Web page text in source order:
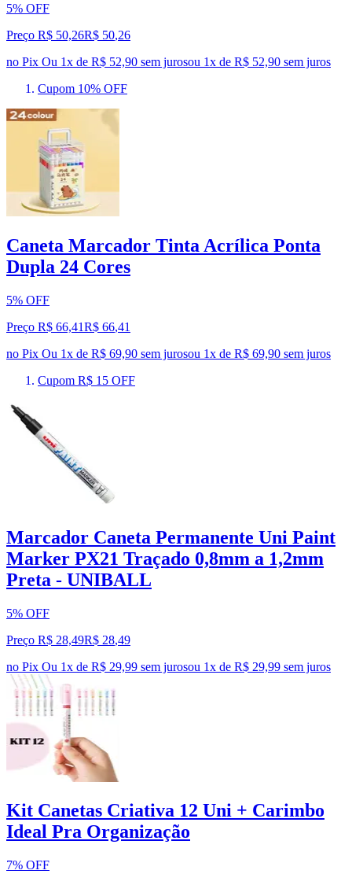
5% OFF
Preço R$ 50,26R$ 50,26
no Pix Ou 1x de R$ 52,90 sem jurosou 1x de R$ 52,90 sem juros
Cupom 10% OFF
Caneta Marcador Tinta Acrílica Ponta
Dupla 24 Cores
5% OFF
Preço R$ 66,41R$ 66,41
no Pix Ou 1x de R$ 69,90 sem jurosou 1x de R$ 69,90 sem juros
Cupom R$ 15 OFF
Marcador Caneta Permanente Uni Paint
Marker PX21 Traçado 0,8mm a 1,2mm
Preta - UNIBALL
5% OFF
Preço R$ 28,49R$ 28,49
no Pix Ou 1x de R$ 29,99 sem jurosou 1x de R$ 29,99 sem juros
Kit Canetas Criativa 12 Uni + Carimbo
Ideal Pra Organização
7% OFF